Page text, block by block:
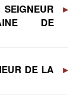
DE
DE LA